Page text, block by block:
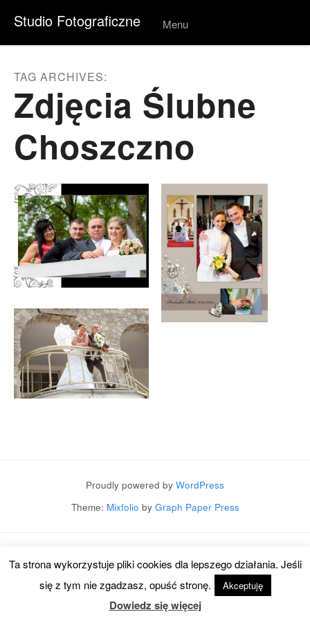
Studio Fotograficzne Menu
Skip to
TAG ARCHIVES:
Zdjęcia Ślubne
Choszczno
Proudly powered by WordPress
Theme: Mixfolio by Graph Paper Press
Ta strona wykorzystuje pliki cookies dla lepszego działania. Jeśli
się z tym nie zgadzasz, opuść stronę.
Akceptuję
Dowiedz się więcej